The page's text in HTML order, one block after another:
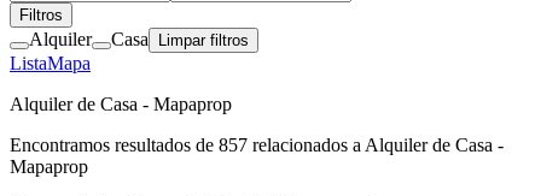
Filtros
Alquiler Casa Limpar filtros
ListaMapa
Alquiler de Casa - Mapaprop
Encontramos resultados de 857 relacionados a Alquiler de Casa -
Mapaprop